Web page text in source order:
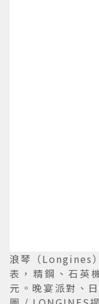
浪琴（Longines
表，精鋼、石英
元。晚宴派對、